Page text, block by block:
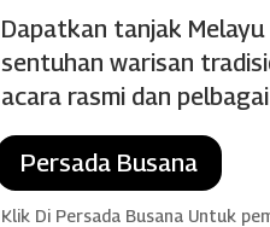
Dapatkan tanjak
sentuhan warisan
acara rasmi dan
Persada Busana
Klik Di Persada Busana Untuk